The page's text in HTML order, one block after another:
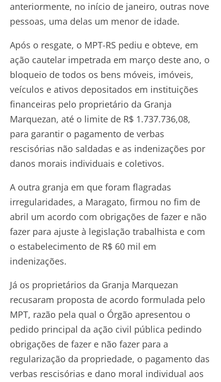
anteriormente, no início de janeiro, outras nove
pessoas, uma delas um menor de idade.
Após o resgate, o MPT-RS pediu e obteve, em
ação cautelar impetrada em março deste ano, o
bloqueio de todos os bens móveis, imóveis,
veículos e ativos depositados em instituições
financeiras pelo proprietário da Granja
Marquezan, até o limite de R$ 1.737.736,08,
para garantir o pagamento de verbas
rescisórias não saldadas e as indenizações por
danos morais individuais e coletivos.
A outra granja em que foram flagradas
irregularidades, a Maragato, firmou no fim de
abril um acordo com obrigações de fazer e não
fazer para ajuste à legislação trabalhista e com
o estabelecimento de R$ 60 mil em
indenizações.
Já os proprietários da Granja Marquezan
recusaram proposta de acordo formulada pelo
MPT, razão pela qual o Órgão apresentou o
pedido principal da ação civil pública pedindo
obrigações de fazer e não fazer para a
regularização da propriedade, o pagamento das
verbas rescisórias e dano moral individual aos